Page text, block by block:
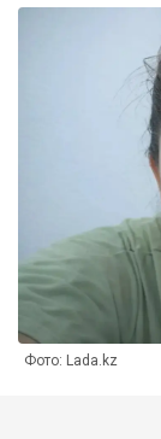
Фото: Lada.kz